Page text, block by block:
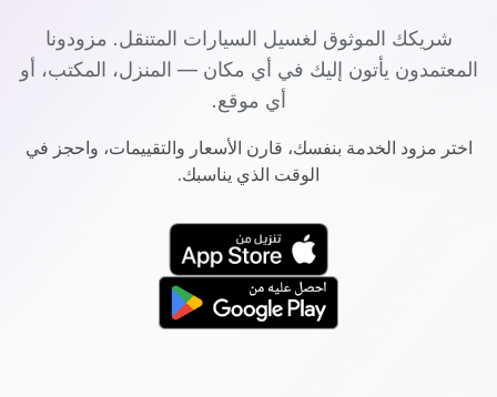
شريكك الموثوق لغسيل السيارات المتنقل. مزودونا
المعتمدون يأتون إليك في أي مكان — المنزل، المكتب، أو
أي موقع.
اختر مزود الخدمة بنفسك، قارن الأسعار والتقييمات، واحجز في
الوقت الذي يناسبك.